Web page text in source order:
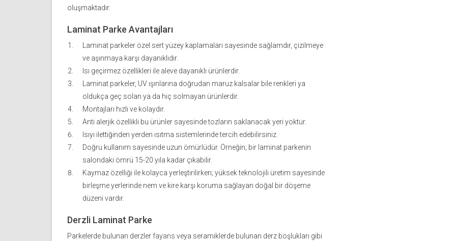
oluşmaktadır.
Laminat Parke Avantajları
Laminat parkeler özel sert yüzey kaplamaları sayesinde sağlamdır, çizilmeye
ve aşınmaya karşı dayanıklıdır.
Isı geçirmez özellikleri ile aleve dayanıklı ürünlerdir.
Laminat parkeler, UV ışınlarına doğrudan maruz kalsalar bile renkleri ya
oldukça geç solan ya da hiç solmayan ürünlerdir.
Montajları hızlı ve kolaydır.
Anti alerjik özellikli bu ürünler sayesinde tozların saklanacak yeri yoktur.
Isıyı ilettiğinden yerden ısıtma sistemlerinde tercih edebilirsiniz.
Doğru kullanım sayesinde uzun ömürlüdür. Örneğin; bir laminat parkenin
salondaki ömrü 15-20 yıla kadar çıkabilir.
Kaymaz özelliği ile kolayca yerleştirilirken; yüksek teknolojili üretim sayesinde
birleşme yerlerinde nem ve kire karşı koruma sağlayan doğal bir döşeme
düzeni vardır.
Derzli Laminat Parke
Parkelerde bulunan derzler fayans veya seramiklerde bulunan derz boşlukları gibi